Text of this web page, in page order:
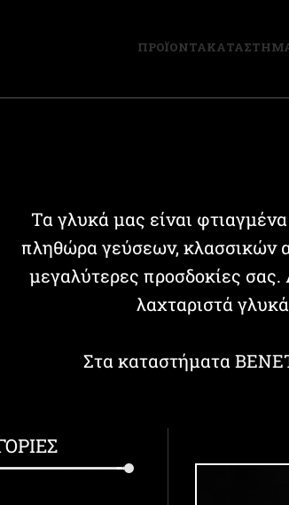
ΠΡΟΪΟΝΤΑ
Τα γλυκά μας είναι
πληθώρα γεύσεων, κλασσικών
μεγαλύτερες προσδοκίες
λαχταριστά
Στα καταστήματα